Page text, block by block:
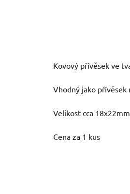
Kovový přívěsek ve
Vhodný jako přívěsek
Velikost cca 18x22mm.
Cena za 1 kus